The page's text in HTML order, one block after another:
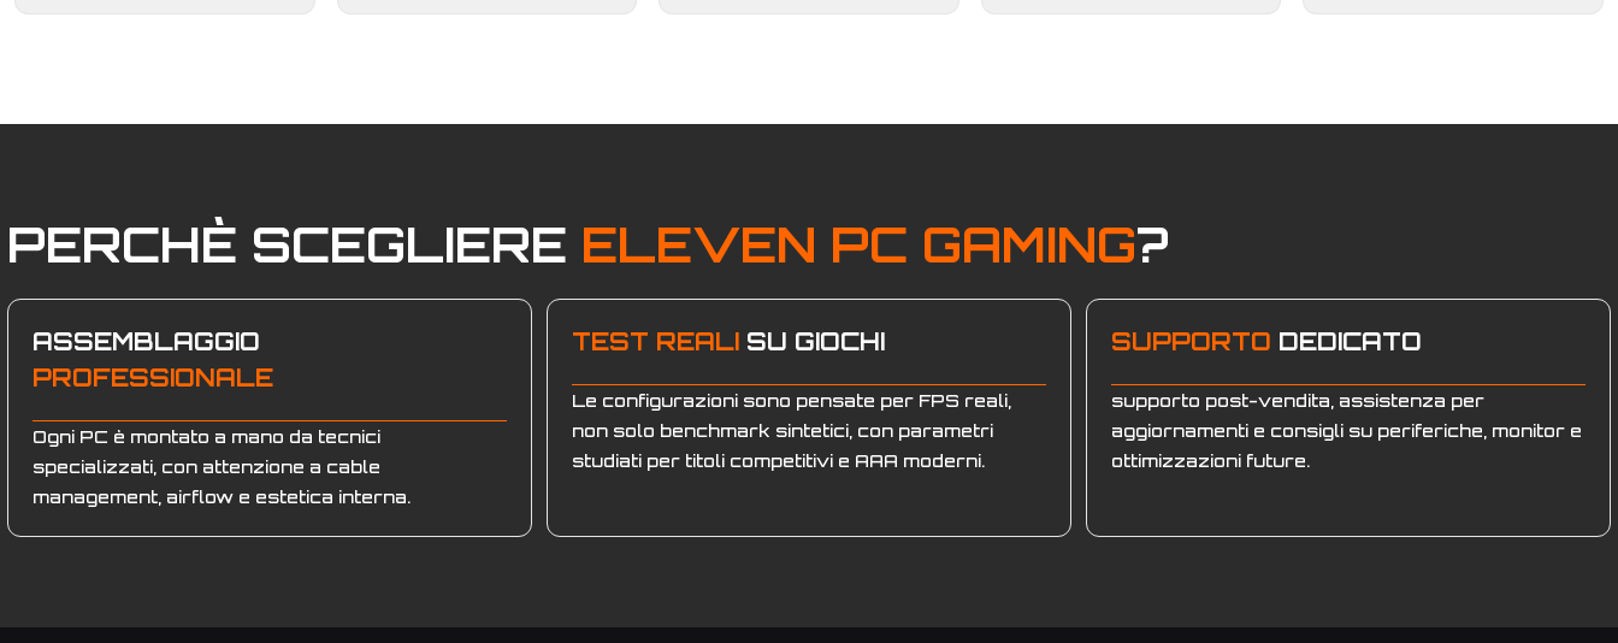
originaleattuale
PERCHÈ SCEGLIERE ELEVEN PC GAMING?
ASSEMBLAGGIO
PROFESSIONALE
Ogni PC è montato a mano da tecnici
specializzati, con attenzione a cable
management, airflow e estetica interna.
TEST REALISU GIOCHI
Le configurazioni sono pensate per FPS reali,
non solo benchmark sintetici, con parametri
studiati per titoli competitivi e AAA moderni.
SUPPORTO DEDICATO
supporto post-vendita, assistenza per
aggiornamenti e consigli su periferiche, monitor e
ottimizzazioni future.